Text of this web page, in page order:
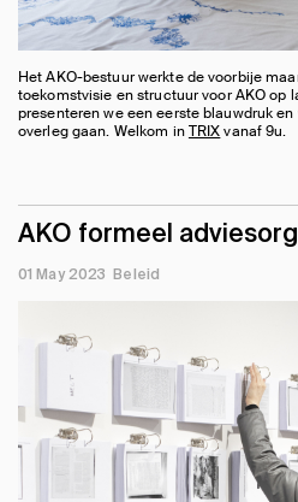
Het AKO-bestuur werkte de voorbije
toekomstvisie en structuur voor AKO op
presenteren we een eerste blauwdruk
overleg gaan. Welkom inTRIXvanaf 9u.
AKO formeel
01 May 2023 Beleid